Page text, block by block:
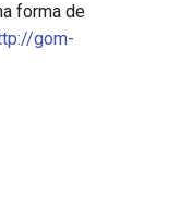
forma de
gom-